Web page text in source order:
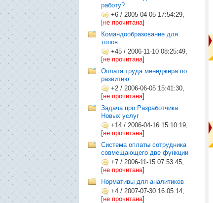
работу?
+6 / 2005-04-05 17:54:29,
[не прочитана]
Командообразование для
топов
+45 / 2006-11-10 08:25:49,
[не прочитана]
Оплата труда менеджера по
развитию
+2 / 2006-06-05 15:41:30,
[не прочитана]
Задача про Разработчика
Новых услуг
+14 / 2006-04-16 15:10:19,
[не прочитана]
Система оплаты сотрудника
совмещающего две функции
+7 / 2006-11-15 07:53:45,
[не прочитана]
Нормативы для аналитиков
+4 / 2007-07-30 16:05:14,
[не прочитана]